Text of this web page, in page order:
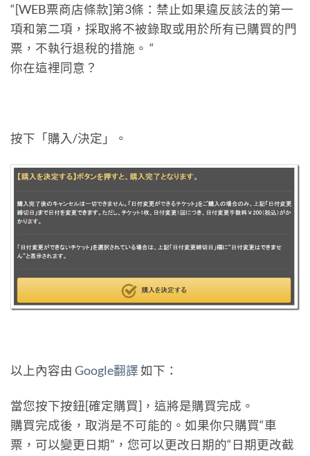
“[WEB票商店條款]第3條：禁止如果違反該法的第一
項和第二項，採取將不被錄取或用於所有已購買的門
票，不執行退稅的措施。 “
你在這裡同意？
按下「購入/決定」。
以上內容由 Google翻譯如下：
當您按下按鈕[確定購買]，這將是購買完成。
購買完成後，取消是不可能的。如果你只購買“車
票，可以變更日期”，您可以更改日期的“日期更改截